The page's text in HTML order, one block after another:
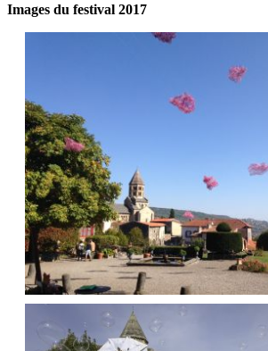
Images du festival 2017